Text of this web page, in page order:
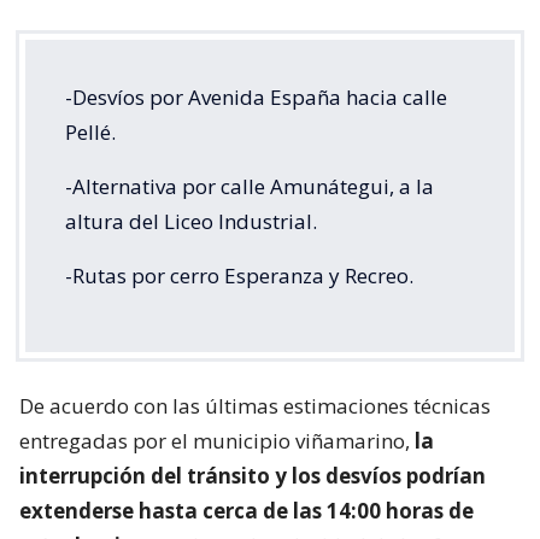
-Desvíos por Avenida España hacia calle
Pellé.
-Alternativa por calle Amunátegui, a la
altura del Liceo Industrial.
-Rutas por cerro Esperanza y Recreo.
De acuerdo con las últimas estimaciones técnicas
entregadas por el municipio viñamarino, la
interrupción del tránsito y los desvíos podrían
extenderse hasta cerca de las 14:00 horas de